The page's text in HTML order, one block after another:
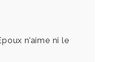
n’aime ni le